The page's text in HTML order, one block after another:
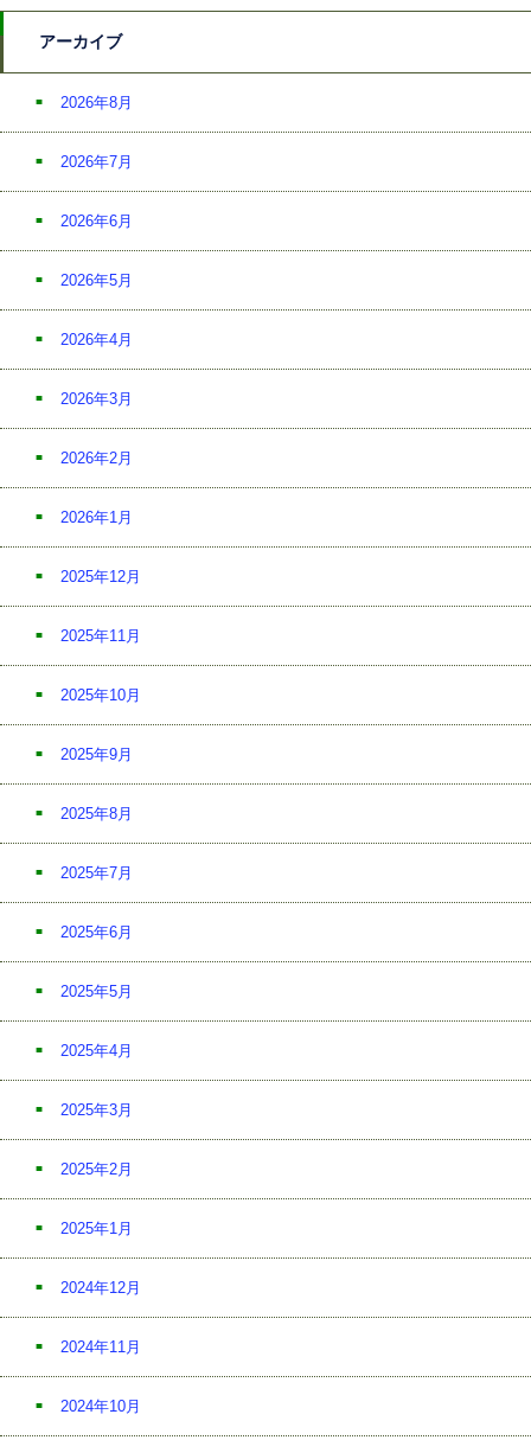
アーカイブ
2026年8月
2026年7月
2026年6月
2026年5月
2026年4月
2026年3月
2026年2月
2026年1月
2025年12月
2025年11月
2025年10月
2025年9月
2025年8月
2025年7月
2025年6月
2025年5月
2025年4月
2025年3月
2025年2月
2025年1月
2024年12月
2024年11月
2024年10月